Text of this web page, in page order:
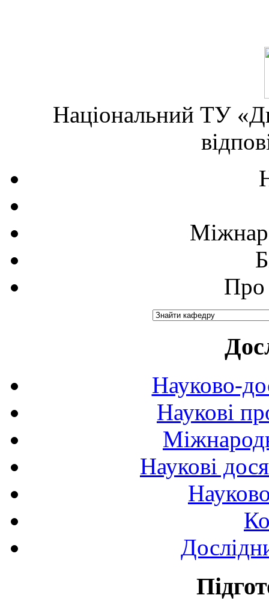
Національний ТУ
Про
Науково-
Наукові
Наукові